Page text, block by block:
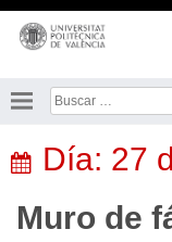
Saltar
contenido
Buscar:
Día: 27
Muro de